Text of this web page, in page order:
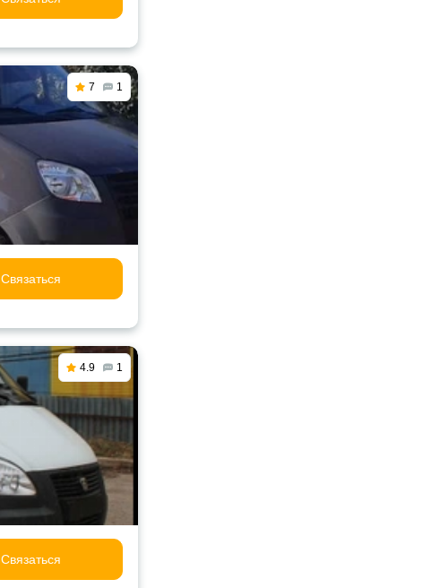
7 1
Связаться
4.9 1
Связаться